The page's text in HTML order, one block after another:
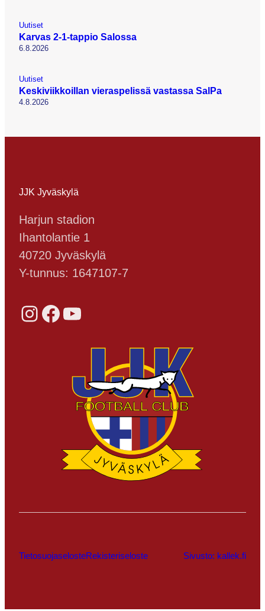
Uutiset
Karvas 2-1-tappio Salossa
6.8.2026
Uutiset
Keskiviikkoillan vieraspelissä vastassa SalPa
4.8.2026
JJK Jyväskylä
Harjun stadion
Ihantolantie 1
40720 Jyväskylä
Y-tunnus: 1647107-7
Instagram Facebook YouTube
TietosuojaselosteRekisteriseloste Sivusto: kallek.fi